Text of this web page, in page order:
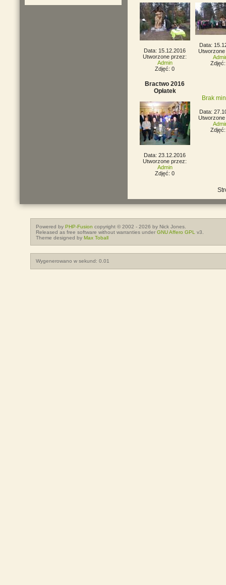
Data: 15.12.2016
Utworzone przez:
Admin
Zdjęć: 0
Data:
Bractwo 2016
Opłatek
Data: 23.12.2016
Utworzone przez:
Admin
Zdjęć: 0
Brak
Data:
Powered byPHP-Fusion copyright © 2002 - 2026 by Nick Jones.
Released as free software without warranties underGNU Affero GPL
v3.
Theme designed byMax Toball
Wygenerowano w sekund: 0.01